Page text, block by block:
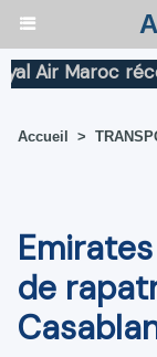
Maroc
Accueil >
de